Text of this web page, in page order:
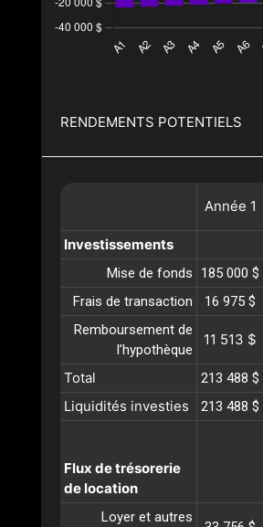
RENDEMENTS POTENTIELS
Année 1
Investissements
Mise de fonds 185 000 $
Frais de transaction
16 975 $
Remboursement de
l’hypothèque
11 513 $
Total 213 488 $
Liquidités investies 213 488 $
Flux de trésorerie
de location
Loyer et autres